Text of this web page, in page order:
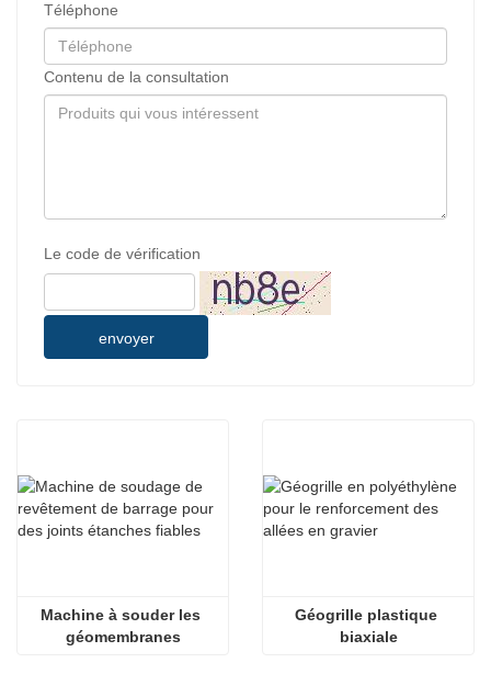
Téléphone
Contenu de la consultation
Le code de vérification
envoyer
Machine à souder les
géomembranes
Géogrille plastique
biaxiale